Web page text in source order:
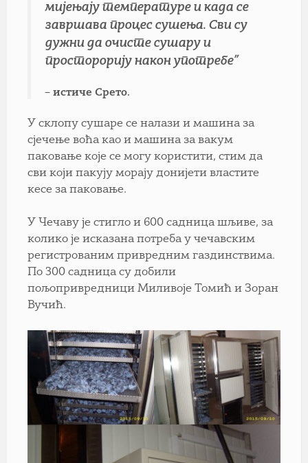
мијењају температуре и када се
завршава процес сушења. Сви су
дужни да очисте сушару и
просторорију након употребе”
– истиче Срето.
У склопу сушаре се налази и машина за
сјечење воћа као и машина за вакум
паковање које се могу користити, стим да
сви који пакују морају донијети властите
кесе за паковање.
У Чечаву је стигло и 600 садница шљиве, за
колико је исказана потреба у чечавским
регистрованим привредним газдинствима.
По 300 садница су добили
пољопривредници Миливоје Томић и Зоран
Вучић.